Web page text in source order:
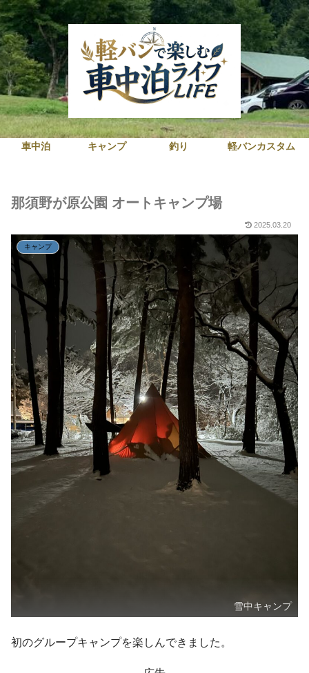
車中泊 キャンプ 釣り 軽バンカスタム
那須野が原公園 オートキャンプ場
2025.03.20
キャンプ
雪中キャンプ
初のグループキャンプを楽しんできました。